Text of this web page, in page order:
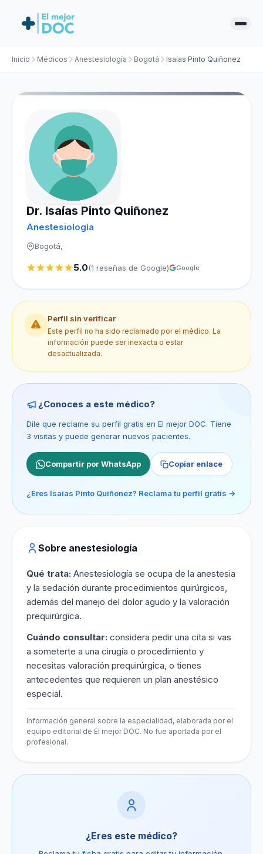
Inicio Médicos Anestesiología Bogotá Isaías Pinto Quiñonez
Dr. Isaías Pinto Quiñonez
Anestesiología
Bogotá,
5.0(1 reseñas de Google) Google
Perfil sin verificar
Este perfil no ha sido reclamado por el médico. La
información puede ser inexacta o estar
desactualizada.
¿Conoces a este médico?
Dile que reclame su perfil gratis en El mejor DOC. Tiene
3 visitas y puede generar nuevos pacientes.
Compartir por WhatsApp Copiar enlace
¿Eres Isaías Pinto Quiñonez? Reclama tu perfil gratis →
Sobre anestesiología
Qué trata: Anestesiología se ocupa de la anestesia
y la sedación durante procedimientos quirúrgicos,
además del manejo del dolor agudo y la valoración
prequirúrgica.
Cuándo consultar: considera pedir una cita si vas
a someterte a una cirugía o procedimiento y
necesitas valoración prequirúrgica, o tienes
antecedentes que requieren un plan anestésico
especial.
Información general sobre la especialidad, elaborada por el
equipo editorial de El mejor DOC. No fue aportada por el
profesional.
¿Eres este médico?